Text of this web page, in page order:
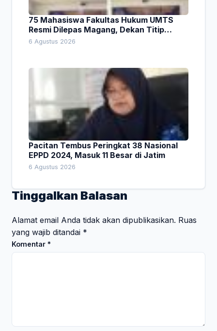
75 Mahasiswa Fakultas Hukum UMTS
Resmi Dilepas Magang, Dekan Titip
Empat Pesan Penting
6 Agustus 2026
Pacitan Tembus Peringkat 38 Nasional
EPPD 2024, Masuk 11 Besar di Jatim
6 Agustus 2026
Tinggalkan Balasan
Alamat email Anda tidak akan dipublikasikan. Ruas
yang wajib ditandai *
Komentar *